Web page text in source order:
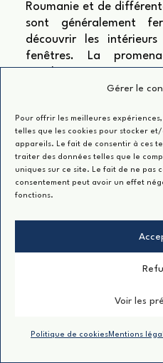
Gérer le
Pour offrir les meilleures
telles que les cookies pour stocker
appareils. Le fait de consentir à ces
traiter des données telles que le
uniques sur ce site. Le fait de ne pas
consentement peut avoir un effet
fonctions.
Voir les
Politique de cookiesMentions
Roumanie et de
sont généralement
découvrir les
fenêtres. La
nombre de maison,
matinée avançant,
viennent ponctuer le
roumaines qui
lesquels des œufs
dirige donc vers
coup de main.
passage à Blois et de
s’entendre, je retrouve